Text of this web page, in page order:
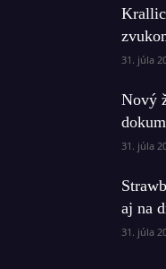
31. júla
Nový
31. júla
aj na
31. júla